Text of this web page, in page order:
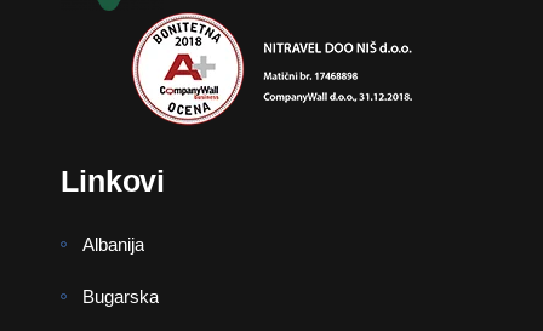
Linkovi
Albanija
Bugarska